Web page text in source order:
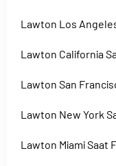
Lawton Los
Lawton California
Lawton San
Lawton New York
Lawton Miami Saat